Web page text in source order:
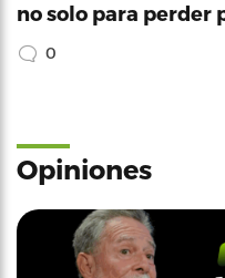
no solo para perder
0
Opiniones